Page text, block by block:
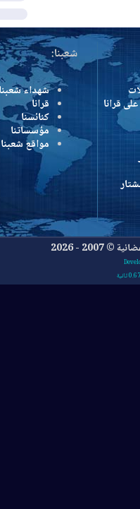
المزيد
شعبنا:
شهداء شعبنا
قرانا
كنائسنا
مؤسساتنا
مواقع شعبنا
2026